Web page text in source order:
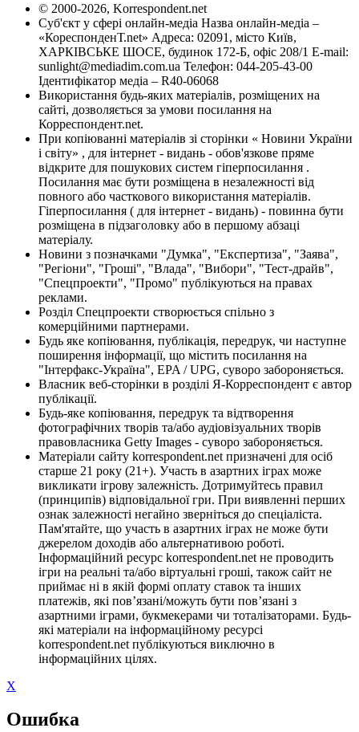
© 2000-2026, Korrespondent.net
Суб'єкт у сфері онлайн-медіа Назва онлайн-медіа –
«КореспонденТ.net» Адреса: 02091, місто Київ,
ХАРКІВСЬКЕ ШОСЕ, будинок 172-Б, офіс 208/1 E-mail:
sunlight@mediadim.com.ua Телефон: 044-205-43-00
Ідентифікатор медіа – R40-06068
Використання будь-яких матеріалів, розміщених на
сайті, дозволяється за умови посилання на
Корреспондент.net.
При копіюванні матеріалів зі сторінки « Новини України
і світу» , для інтернет - видань - обов'язкове пряме
відкрите для пошукових систем гіперпосилання .
Посилання має бути розміщена в незалежності від
повного або часткового використання матеріалів.
Гіперпосилання ( для інтернет - видань) - повинна бути
розміщена в підзаголовку або в першому абзаці
матеріалу.
Новини з позначками "Думка", "Експертиза", "Заява",
"Регіони", "Гроші", "Влада", "Вибори", "Тест-драйв",
"Спецпроекти", "Промо" публікуються на правах
реклами.
Розділ Спецпроекти створюється спільно з
комерційними партнерами.
Будь яке копіювання, публікація, передрук, чи наступне
поширення інформації, що містить посилання на
"Інтерфакс-Україна", EPA / UPG, суворо забороняється.
Власник веб-сторінки в розділі Я-Корреспондент є автор
публікації.
Будь-яке копіювання, передрук та відтворення
фотографічних творів та/або аудіовізуальних творів
правовласника Getty Images - суворо забороняється.
Матеріали сайту korrespondent.net призначені для осіб
старше 21 року (21+). Участь в азартних іграх може
викликати ігрову залежність. Дотримуйтесь правил
(принципів) відповідальної гри. При виявленні перших
ознак залежності негайно зверніться до спеціаліста.
Пам'ятайте, що участь в азартних іграх не може бути
джерелом доходів або альтернативою роботі.
Інформаційний ресурс korrespondent.net не проводить
ігри на реальні та/або віртуальні гроші, також сайт не
приймає ні в якій формі оплату ставок та інших
платежів, які пов’язані/можуть бути пов’язані з
азартними іграми, букмекерами чи тоталізаторами. Будь-
які матеріали на інформаційному ресурсі
korrespondent.net публікуються виключно в
інформаційних цілях.
X
Ошибка